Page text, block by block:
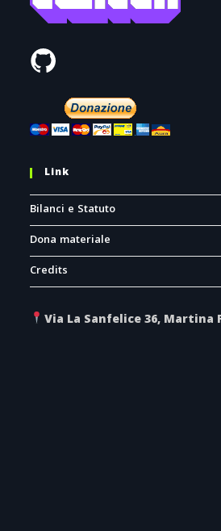
Link
Bilanci e Statuto
Dona materiale
Credits
Via La Sanfelice 36, Martina